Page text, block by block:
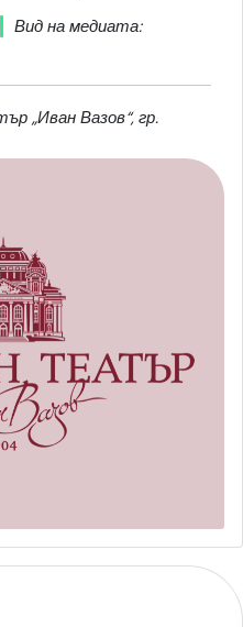
Вид на медиата:
„Иван Вазов“, гр.